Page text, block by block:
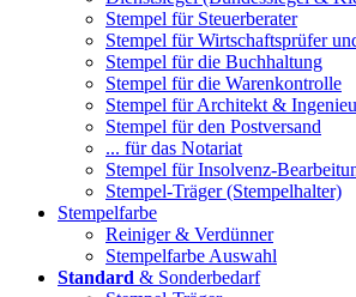
Stempel für Steuerberater
Stempel für Wirtschaftsprüfer
Stempel für die Buchhaltung
Stempel für die Warenkontrolle
Stempel für Architekt &
Stempel für den Postversand
... für das Notariat
Stempel für Insolvenz-
Stempel-Träger (Stempelhalter)
Stempelfarbe
Reiniger & Verdünner
Stempelfarbe Auswahl
Standard & Sonderbedarf